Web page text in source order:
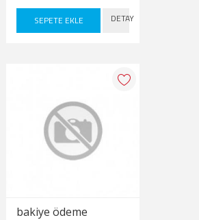
SEPETE EKLE DETAY
bakiye ödeme